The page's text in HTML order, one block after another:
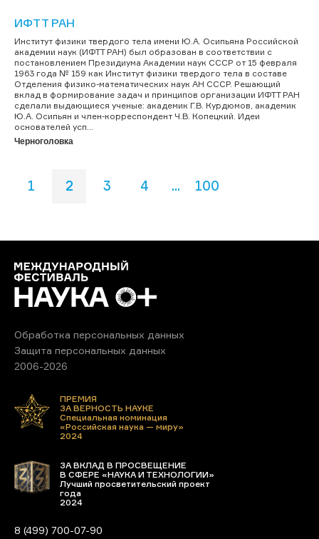
ИФТТ РАН
Институт физики твердого тела имени Ю.А. Осипьяна Российской
академии наук (ИФТТ РАН) был образован в соответствии с
постановлением Президиума Академии наук СССР от 15 февраля
1963 года № 159 как Институт физики твердого тела в составе
Отделения физико-математических наук АН СССР. Решающий
вклад в формирование задач и принципов организации ИФТТ РАН
сделали выдающиеся ученые: академик Г.В. Курдюмов, академик
Ю.А. Осипьян и член-корреспондент Ч.В. Копецкий. Идеи
основателей усп...
Черноголовка
1 2 3 4 ... 100
Обработка персональных данных
Защита персональных данных
2006-2026
ПРЕМИЯ
ЗА ВЕРНОСТЬ НАУКЕ
Специальная номинация
«Российская наука — миру»
2024
ЗА ВКЛАД В ПРОСВЕЩЕНИЕ
В СФЕРЕ «НАУКА И ТЕХНОЛОГИИ»
Лучший просветительский проект
года
2024
8 (499) 700-07-90